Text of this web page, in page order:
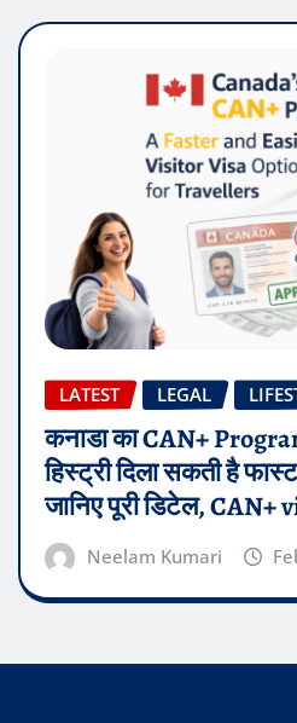
LATEST LEGAL
कनाडा का CAN+
हिस्ट्री दिला सकती है
जानिए पूरी डिटेल,
Neelam Kumari